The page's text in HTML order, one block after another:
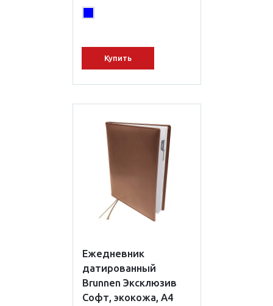
Купить
Ежедневник
датированный
Brunnen Эксклюзив
Софт, экокожа, А4